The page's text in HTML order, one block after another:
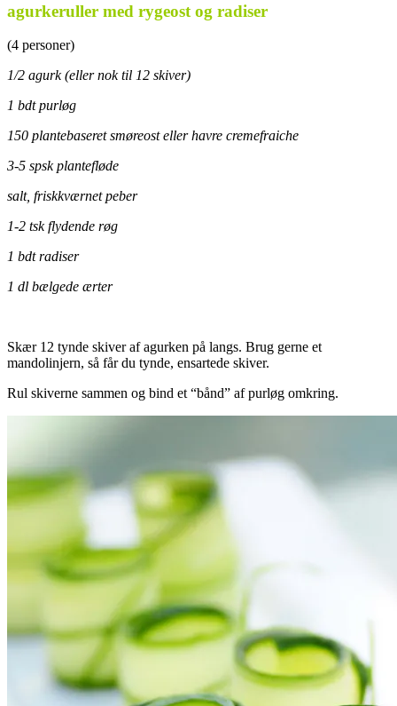
agurkeruller med rygeost og radiser
(4 personer)
1/2 agurk (eller nok til 12 skiver)
1 bdt purløg
150 plantebaseret smøreost eller havre cremefraiche
3-5 spsk plantefløde
salt, friskkværnet peber
1-2 tsk flydende røg
1 bdt radiser
1 dl bælgede ærter
Skær 12 tynde skiver af agurken på langs. Brug gerne et
mandolinjern, så får du tynde, ensartede skiver.
Rul skiverne sammen og bind et “bånd” af purløg omkring.